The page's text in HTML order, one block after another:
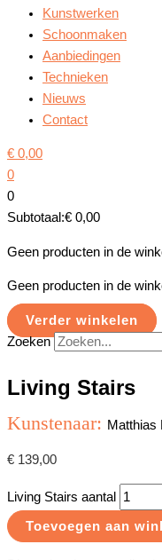
Kunstwerken
Schoonmaken
Aanbiedingen
Technieken
Nieuws
Contact
€ 0,00
0
0
Subtotaal:€ 0,00
Geen producten in de
Geen producten in de
Verder winkelen
Zoeken
Living Stairs
Kunstenaar: Matthias
€ 139,00
Living Stairs aantal
Toevoegen aan